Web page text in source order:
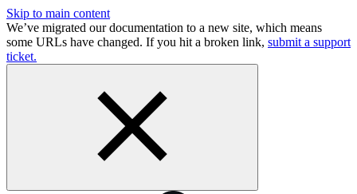
Skip to main content
We’ve migrated our documentation to a new site, which means
some URLs have changed. If you hit a broken link, submit a support
ticket.